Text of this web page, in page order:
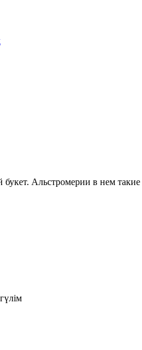
Альстромерии в нем такие